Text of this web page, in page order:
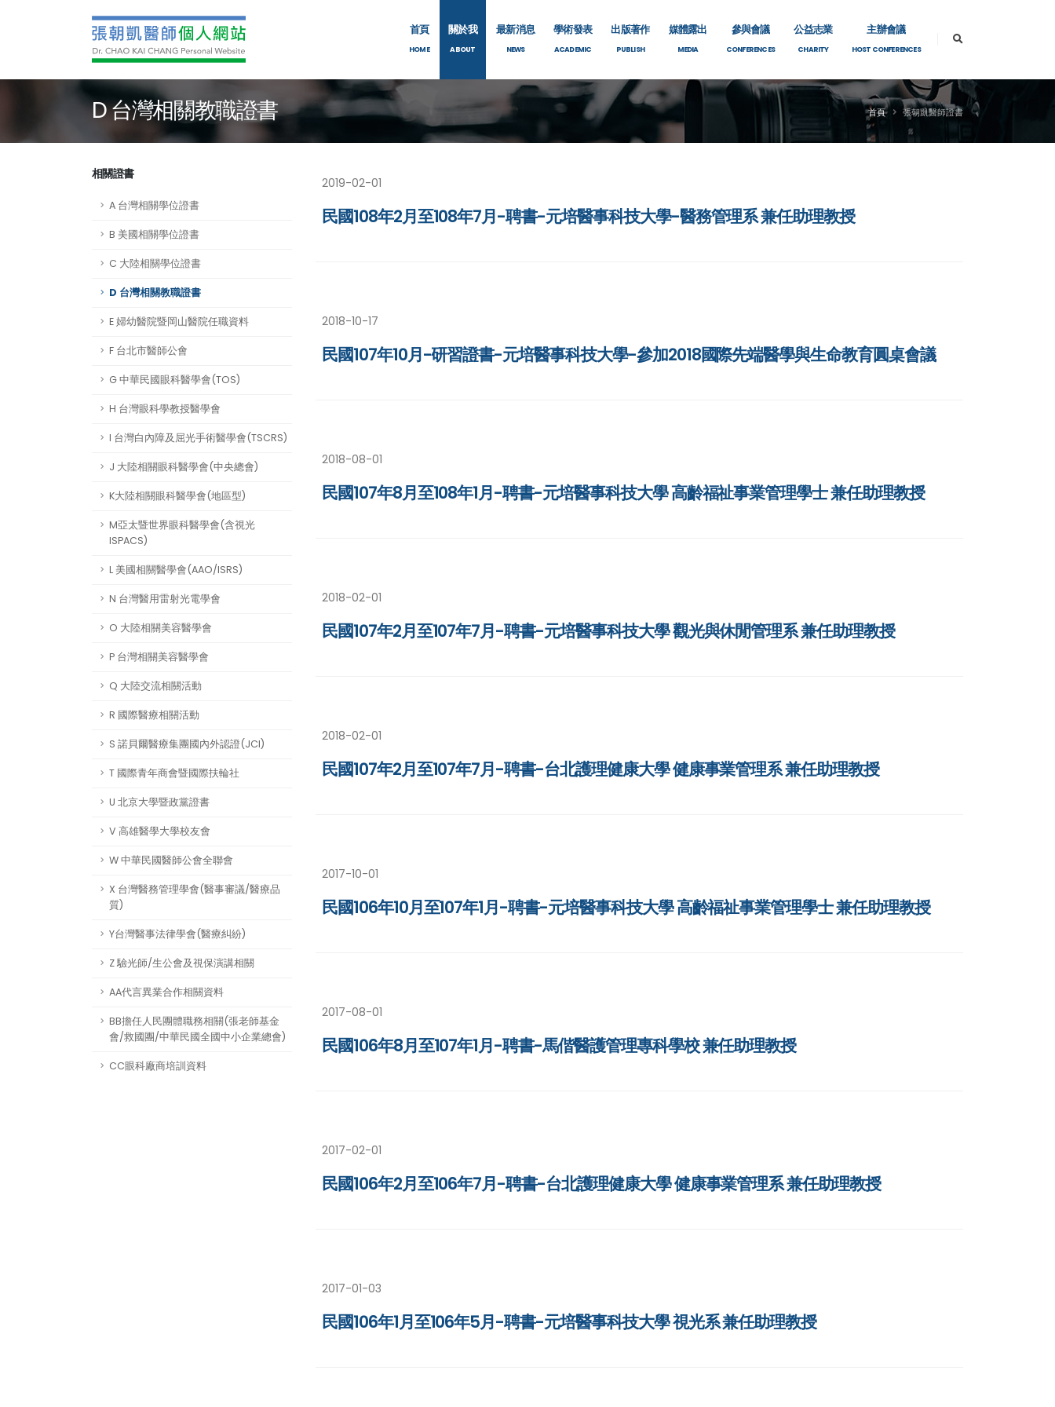
首頁
HOME
關於我
ABOUT
最新消息
NEWS
學術發表
ACADEMIC
出版著作
PUBLISH
媒體露出
MEDIA
參與會議
CONFERENCES
公益志業
CHARITY
主辦會議
HOST CONFERENCES
D 台灣相關教職證書 首頁 張朝凱醫師證書
相關證書
A 台灣相關學位證書
B 美國相關學位證書
C 大陸相關學位證書
D 台灣相關教職證書
E 婦幼醫院暨岡山醫院任職資料
F 台北市醫師公會
G 中華民國眼科醫學會(TOS)
H 台灣眼科學教授醫學會
I 台灣白內障及屈光手術醫學會(TSCRS)
J 大陸相關眼科醫學會(中央總會)
K大陸相關眼科醫學會(地區型)
M亞太暨世界眼科醫學會(含視光
ISPACS)
L 美國相關醫學會(AAO/ISRS)
N 台灣醫用雷射光電學會
O 大陸相關美容醫學會
P 台灣相關美容醫學會
Q 大陸交流相關活動
R 國際醫療相關活動
S 諾貝爾醫療集團國內外認證(JCI)
T 國際青年商會暨國際扶輪社
U 北京大學暨政黨證書
V 高雄醫學大學校友會
W 中華民國醫師公會全聯會
X 台灣醫務管理學會(醫事審議/醫療品
質)
Y台灣醫事法律學會(醫療糾紛)
Z 驗光師/生公會及視保演講相關
AA代言異業合作相關資料
BB擔任人民團體職務相關(張老師基金
會/救國團/中華民國全國中小企業總會)
CC眼科廠商培訓資料
2019-02-01
民國108年2月至108年7月-聘書-元培醫事科技大學-醫務管理系 兼任助理教授
2018-10-17
民國107年10月-研習證書-元培醫事科技大學-參加2018國際先端醫學與生命教育圓桌會議
2018-08-01
民國107年8月至108年1月-聘書-元培醫事科技大學 高齡福祉事業管理學士 兼任助理教授
2018-02-01
民國107年2月至107年7月-聘書-元培醫事科技大學 觀光與休閒管理系 兼任助理教授
2018-02-01
民國107年2月至107年7月-聘書-台北護理健康大學 健康事業管理系 兼任助理教授
2017-10-01
民國106年10月至107年1月-聘書-元培醫事科技大學 高齡福祉事業管理學士 兼任助理教授
2017-08-01
民國106年8月至107年1月-聘書-馬偕醫護管理專科學校 兼任助理教授
2017-02-01
民國106年2月至106年7月-聘書-台北護理健康大學 健康事業管理系 兼任助理教授
2017-01-03
民國106年1月至106年5月-聘書-元培醫事科技大學 視光系 兼任助理教授